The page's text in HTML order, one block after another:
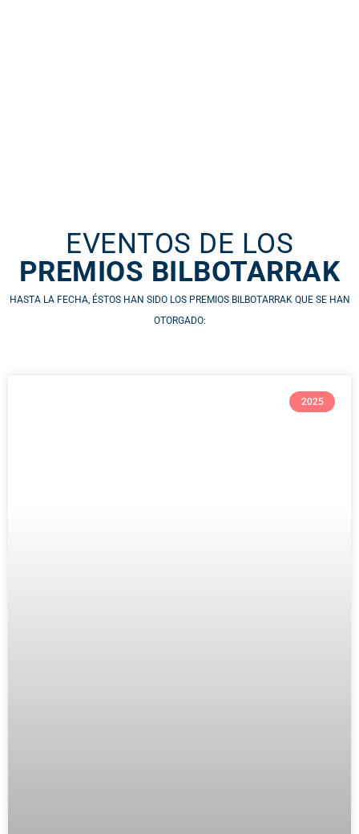
EVENTOS DE LOS
PREMIOS BILBOTARRAK
HASTA LA FECHA, ÉSTOS HAN SIDO LOS PREMIOS BILBOTARRAK QUE SE HAN
OTORGADO:
2025